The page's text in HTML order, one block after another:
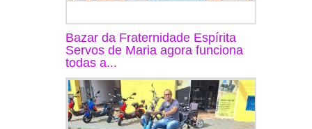
Bazar da Fraternidade Espírita
Servos de Maria agora funciona
todas a...